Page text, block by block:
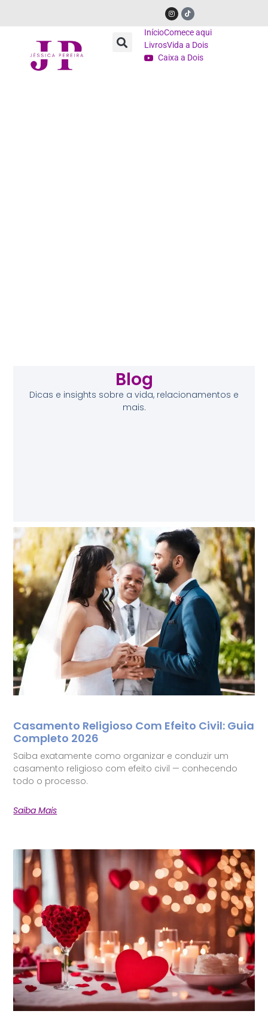
InícioComece aqui
LivrosVida a Dois
Caixa a Dois
Blog
Dicas e insights sobre a vida, relacionamentos e
mais.
Casamento Religioso Com Efeito Civil: Guia
Completo 2026
Saiba exatamente como organizar e conduzir um
casamento religioso com efeito civil — conhecendo
todo o processo.
Saiba Mais